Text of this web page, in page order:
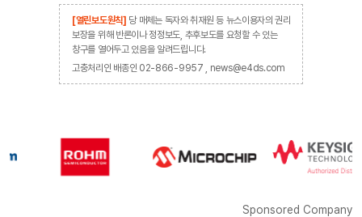
[열린보도원칙] 당 매체는 독자와 취재원 등 뉴스이용자의 권리
보장을 위해 반론이나 정정보도, 추후보도를 요청할 수 있는
창구를 열어두고 있음을 알려드립니다.
고충처리인 배종인 02-866-9957 , news@e4ds.com
Sponsored Company